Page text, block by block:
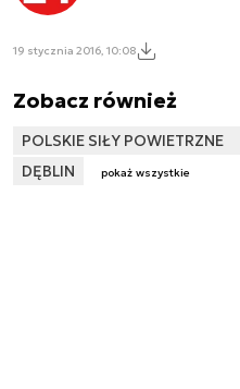
19 stycznia 2016, 10:08
Zobacz również
POLSKIE SIŁY POWIETRZNE
DĘBLIN
pokaż wszystkie